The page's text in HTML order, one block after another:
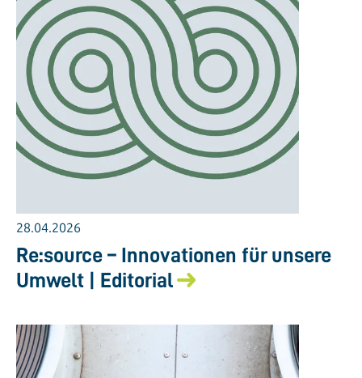
28.04.2026
Re:source – Innovationen für unsere
Umwelt | Editorial